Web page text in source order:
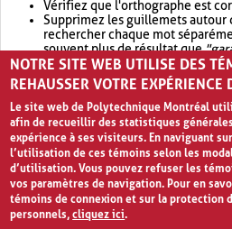
Vérifiez que l'orthographe est
Supprimez les guillemets autour
rechercher chaque mot
souvent plus de résultat que
Envisagez d'élargir votre
retournera souvent plus de
NOTRE SITE WEB UTILISE DES
REHAUSSER VOTRE EXPÉRIENCE
Le site web de Polytechnique Montréal
afin de recueillir des statistiques
expérience à ses visiteurs. En naviguant
l’utilisation de ces témoins selon les
d’utilisation. Vous pouvez refuser les
vos paramètres de navigation. Pour en
témoins de connexion et sur la protection
personnels,cliquez ici.